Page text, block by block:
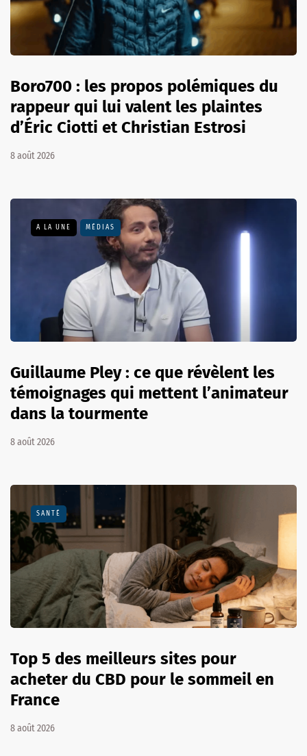
Boro700 : les propos polémiques du
rappeur qui lui valent les plaintes
d’Éric Ciotti et Christian Estrosi
8 août 2026
A LA UNE MÉDIAS
Guillaume Pley : ce que révèlent les
témoignages qui mettent l’animateur
dans la tourmente
8 août 2026
SANTÉ
Top 5 des meilleurs sites pour
acheter du CBD pour le sommeil en
France
8 août 2026